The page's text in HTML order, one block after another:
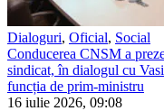
Dialoguri, Oficial, Social
Conducerea CNSM a
sindicat, în dialogul cu
funcția de prim-ministru
16 iulie 2026, 09:08